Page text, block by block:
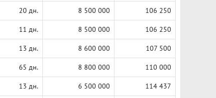
20 дн. 8 500 000 106 250
11 дн. 8 500 000 106 250
13 дн. 8 600 000 107 500
65 дн. 8 800 000 110 000
13 дн. 6 500 000 114 437